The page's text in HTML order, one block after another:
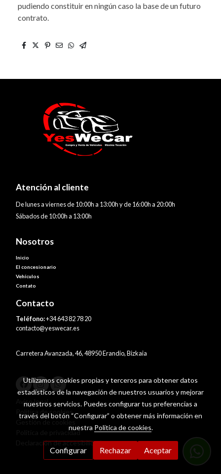
pudiendo constituir en ningún caso la base de un futuro
contrato.
Atención al cliente
De lunes a viernes de 10:00h a 13:00h y de 16:00h a 20:00h
Sábados de 10:00h a 13:00h
Nosotros
Inicio
El concesionario
Vehículos
Contato
Contacto
Teléfono:+34 643 82 78 20
contacto@yeswecar.es
Carretera Avanzada, 46, 48950 Erandio, Bizkaia
Aviso legal
Política de cookies
Política de privacidad
Declaración de accesibilidad
Utilizamos cookies propias y terceros para obtener datos
estadísticos de la navegación de nuestros usuarios y mejorar
nuestros servicios. Puedes configurar tus preferencias a
través del botón “Configurar” o obtener más información en
nuestra Política de cookies.
Configurar Rechazar Aceptar